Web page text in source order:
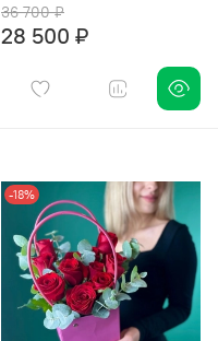
36 700 ₽
28 500 ₽
-18%